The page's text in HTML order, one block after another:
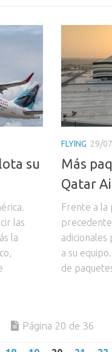
su
las
la
FLYING 29/
Más
Qatar
Frente a la
adicionales
a su
de
Página 20 de 36